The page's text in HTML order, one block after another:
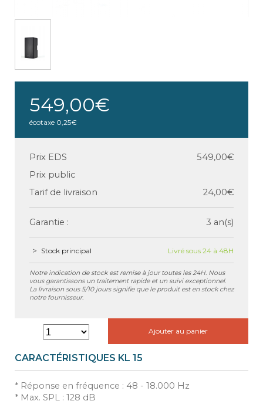
549,00€
écotaxe 0,25€
Prix EDS
549,00€
Prix public
Tarif de livraison
24,00€
Garantie : 3 an(s)
Stock principal Livré sous 24 à 48H
Notre indication de stock est remise à jour toutes les 24H. Nous
vous garantissons un traitement rapide et un suivi exceptionnel.
La livraison sous 5/10 jours signifie que le produit est en stock chez
notre fournisseur.
Ajouter au panier
CARACTÉRISTIQUES KL 15
* Réponse en fréquence : 48 - 18.000 Hz
* Max. SPL : 128 dB